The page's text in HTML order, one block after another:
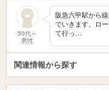
50代～
男性
阪急六甲駅から
でいきます。ロ
て行っ…
関連情報から探す